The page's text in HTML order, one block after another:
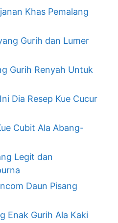
Khas Pemalang
Gurih dan Lumer
Gurih Renyah Untuk
Dia Resep Kue Cucur
Cubit Ala Abang-
Legit dan
Daun Pisang
Enak Gurih Ala Kaki